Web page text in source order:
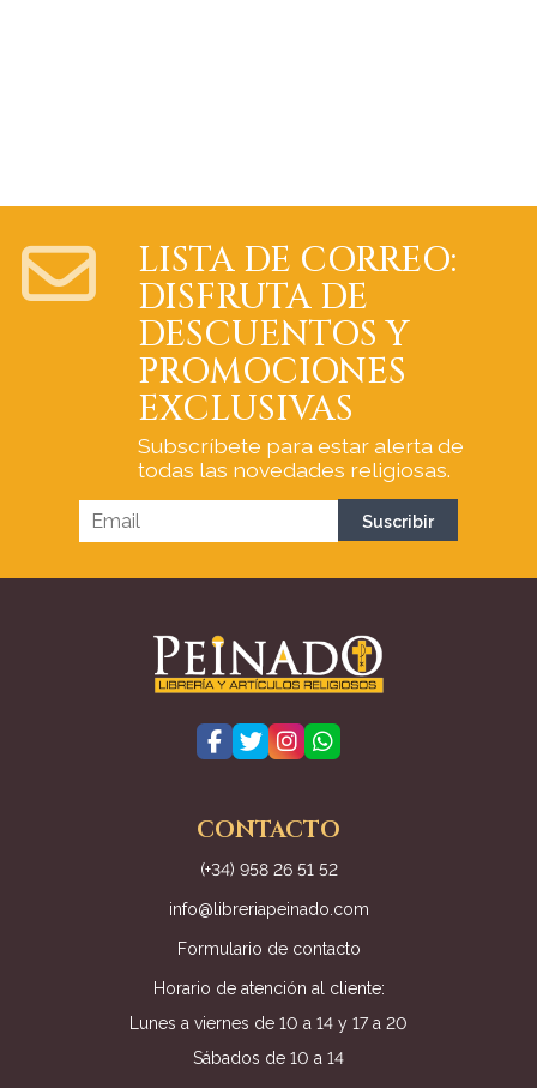
LISTA DE CORREO:
DISFRUTA DE
DESCUENTOS Y
PROMOCIONES
EXCLUSIVAS
Subscríbete para estar alerta de
todas las novedades religiosas.
CONTACTO
(+34) 958 26 51 52
info@libreriapeinado.com
Formulario de contacto
Horario de atención al cliente:
Lunes a viernes de 10 a 14 y 17 a 20
Sábados de 10 a 14